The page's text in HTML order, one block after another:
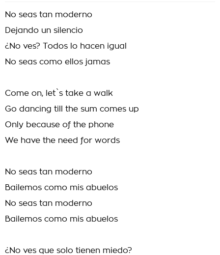
No seas tan moderno
Dejando un silencio
¿No ves? Todos lo hacen igual
No seas como ellos jamas
Come on, let`s take a walk
Go dancing till the sum comes up
Only because of the phone
We have the need for words
No seas tan moderno
Bailemos como mis abuelos
No seas tan moderno
Bailemos como mis abuelos
¿No ves que solo tienen miedo?